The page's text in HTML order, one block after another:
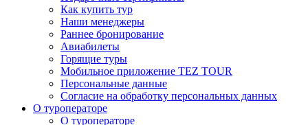
Как купить тур
Наши менеджеры
Раннее бронирование
Авиабилеты
Горящие туры
Мобильное приложение TEZ TOUR
Персональные данные
Согласие на обработку персональных данных
О туроператоре
О туроператоре